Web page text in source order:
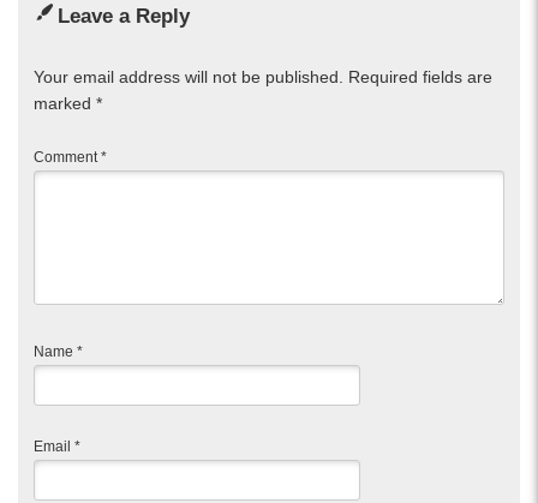
Leave a Reply
Your email address will not be published. Required fields are
marked *
Comment *
Name *
Email *